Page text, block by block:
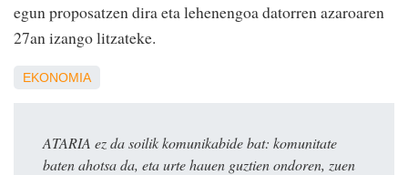
egun proposatzen dira eta lehenengoa datorren azaroaren
27an izango litzateke.
EKONOMIA
ATARIA ez da soilik komunikabide bat: komunitate
baten ahotsa da, eta urte hauen guztien ondoren, zuen